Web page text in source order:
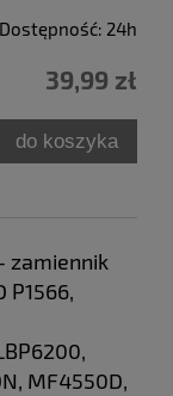
Dostępność: 24h
39,99 zł
do koszyka
zamiennik
P1566,
MF4550D,